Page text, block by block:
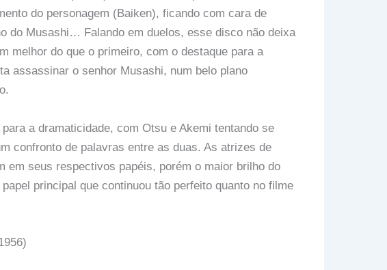
do personagem (Baiken), ficando com cara de
do Musashi… Falando em duelos, esse disco não deixa
melhor do que o primeiro, com o destaque para a
assassinar o senhor Musashi, num belo plano
a dramaticidade, com Otsu e Akemi tentando se
confronto de palavras entre as duas. As atrizes de
em seus respectivos papéis, porém o maior brilho do
principal que continuou tão perfeito quanto no filme